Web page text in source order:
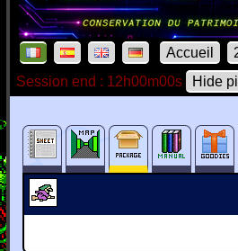
Accueil
Session end : 12h00m00s
Hide